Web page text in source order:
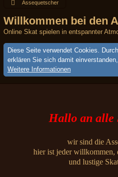
Assequetscher
Willkommen bei den
Online Skat spielen in entspannter
Diese Seite verwendet Cookies.
erklären Sie sich damit
Weitere Informationen
Hallo an alle
wir sind die
hier ist jeder willkommen,
und lustige